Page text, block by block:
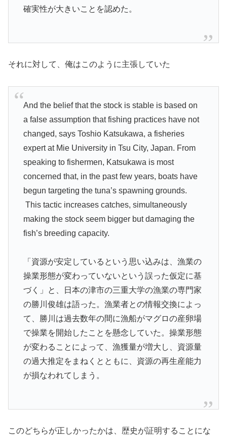
確実性が大きいことを認めた。
それに対して、俺はこのように主張していた
And the belief that the stock is stable is based on
a false assumption that fishing practices have not
changed, says Toshio Katsukawa, a fisheries
expert at Mie University in Tsu City, Japan. From
speaking to fishermen, Katsukawa is most
concerned that, in the past few years, boats have
begun targeting the tuna’s spawning grounds.
This tactic increases catches, simultaneously
making the stock seem bigger but damaging the
fish’s breeding capacity.
「資源が安定しているという思い込みは、漁業の
操業形態が変わっていないという誤った仮定に基
づく」と、日本の津市の三重大学の漁業の専門家
の勝川俊雄は語った。漁業者との情報交換によっ
て、勝川は過去数年の間に漁船がマグロの産卵場
で操業を開始したことを懸念していた。操業形態
が変わることによって、漁獲量が増大し、資源量
の過大推定をまねくとともに、資源の再生産能力
が損なわれてしまう。
このどちらが正しかったかは、歴史が証明することにな